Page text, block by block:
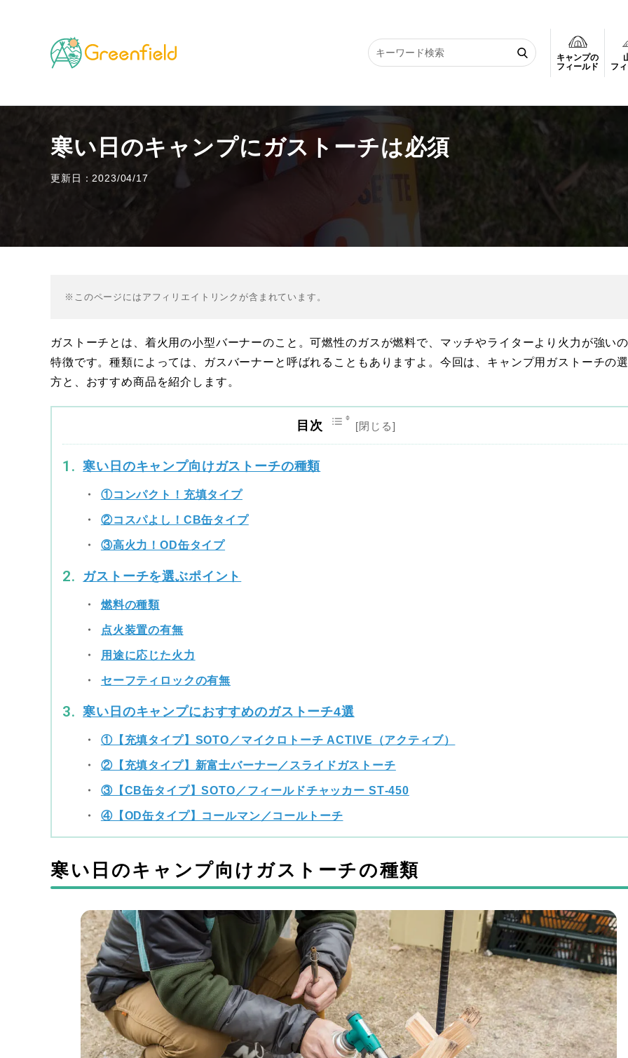
キャンプの
フィールド
フ
TOP キャンプのフィールド
寒い日のキャンプにガストーチは必須
更新日：2023/04/17
※このページにはアフィリエイトリンクが含まれています。
ガストーチとは、着火用の小型バーナーのこと。可燃性のガスが燃料で、マッチやライターより火力が強い
特徴です。種類によっては、ガスバーナーと呼ばれることもありますよ。今回は、キャンプ用ガストーチの
方と、おすすめ商品を紹介します。
目次
寒い日のキャンプ向けガストーチの種類
①コンパクト！充填タイプ
②コスパよし！CB缶タイプ
③高火力！OD缶タイプ
ガストーチを選ぶポイント
燃料の種類
点火装置の有無
用途に応じた火力
セーフティロックの有無
寒い日のキャンプにおすすめのガストーチ4選
①【充填タイプ】SOTO／マイクロトーチ ACTIVE（アクティブ）
②【充填タイプ】新富士バーナー／スライドガストーチ
③【CB缶タイプ】SOTO／フィールドチャッカー ST‐450
④【OD缶タイプ】コールマン／コールトーチ
寒い日のキャンプ向けガストーチの種類